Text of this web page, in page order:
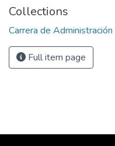
Collections
Carrera de Administración
Full item page